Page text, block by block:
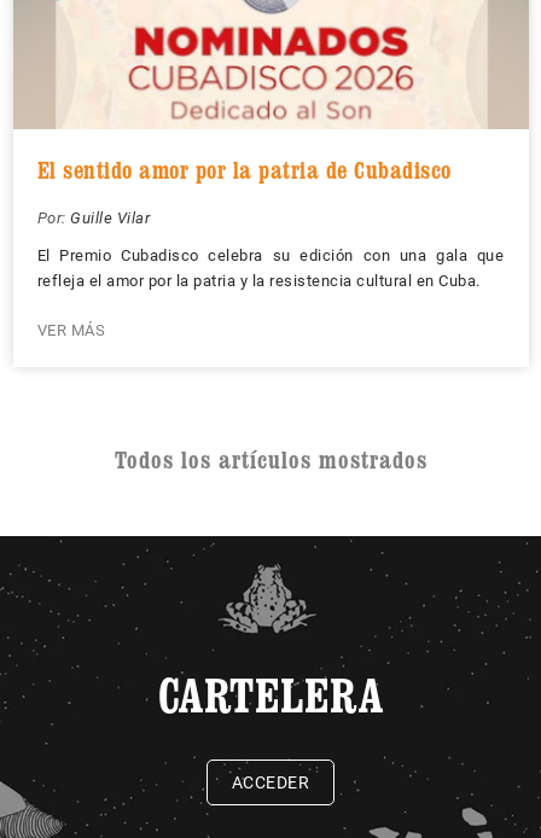
El sentido amor por la patria de Cubadisco
Por: Guille Vilar
El Premio Cubadisco celebra su edición con una gala que
refleja el amor por la patria y la resistencia cultural en Cuba.
VER MÁS
Todos los artículos mostrados
CARTELERA
ACCEDER